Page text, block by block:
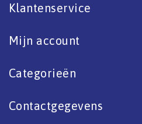
Klantenservice
Mijn account
Categorieën
Contactgegevens